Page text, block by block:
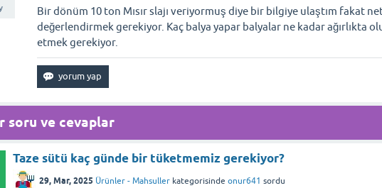
Bir dönüm 10 ton Mısır slajı veriyormuş diye bir bilgiye ulaştım fakat
değerlendirmek gerekiyor. Kaç balya yapar balyalar ne kadar ağırlıkta
etmek gerekiyor.
soru ve cevaplar
Taze sütü kaç günde bir tüketmemiz gerekiyor?
29, Mar, 2025 Ürünler - Mahsuller kategorisinde onur641 sordu